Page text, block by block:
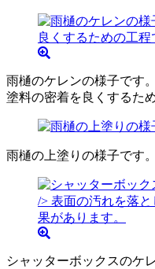
雨樋のケレンの様子です。
塗料の密着を良くするた
雨樋の上塗りの様子です。
シャッターボックスのケ